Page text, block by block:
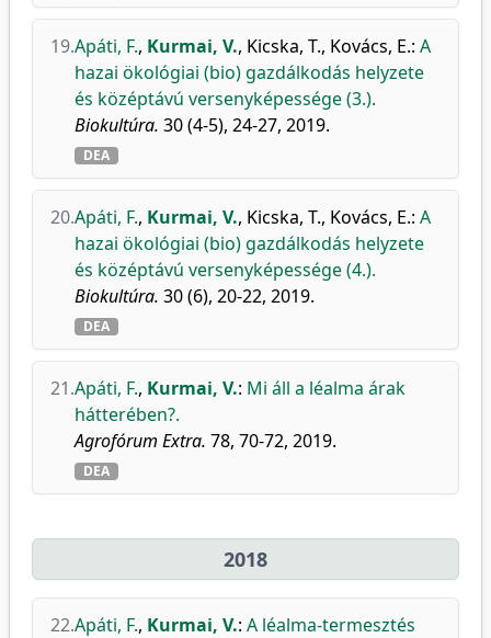
19.Apáti, F., Kurmai, V., Kicska, T., Kovács, E.: A
hazai ökológiai (bio) gazdálkodás helyzete
és középtávú versenyképessége (3.).
Biokultúra. 30 (4-5), 24-27, 2019.
DEA
20.Apáti, F., Kurmai, V., Kicska, T., Kovács, E.: A
hazai ökológiai (bio) gazdálkodás helyzete
és középtávú versenyképessége (4.).
Biokultúra. 30 (6), 20-22, 2019.
DEA
21.Apáti, F., Kurmai, V.: Mi áll a léalma árak
hátterében?.
Agrofórum Extra. 78, 70-72, 2019.
DEA
2018
22.Apáti, F., Kurmai, V.: A léalma-termesztés